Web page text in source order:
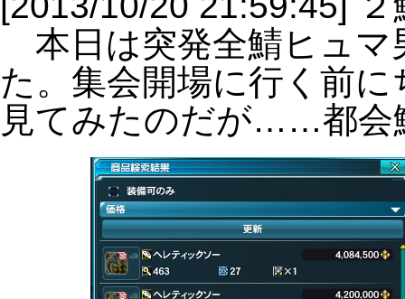
本日は突発全鯖ヒュマ
た。集会開場に行く前
見てみたのだが……都会